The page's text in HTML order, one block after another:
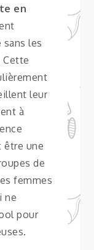
en
sans les
Cette
leur
à
être une
de
femmes
ne
pour